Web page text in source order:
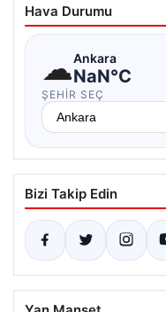
Hava Durumu
☁Ankara
NaN°C
ŞEHIR SEÇ
Bizi Takip Edin